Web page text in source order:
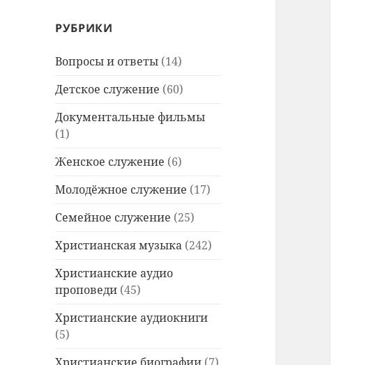
РУБРИКИ
Вопросы и ответы (14)
Детское служение (60)
Документальные фильмы
(1)
Женское служение (6)
Молодёжное служение (17)
Семейное служение (25)
Христианская музыка (242)
Христианские аудио
проповеди (45)
Христианские аудиокниги
(5)